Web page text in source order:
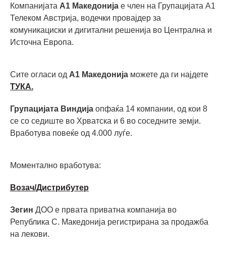
Компанијата А1 Македонија е член на Групацијата А1
Телеком Австрија, водечки провајдер за
комуникациски и дигитални решенија во Централна и
Источна Европа.
Сите огласи од А1 Македонија можете да ги најдете
ТУКА.
Групацијата Виндија опфаќа 14 компании, од кои 8
се со седиште во Хрватска и 6 во соседните земји.
Вработува повеќе од 4.000 луѓе.
Моментално вработува:
Возач/Дистрибутер
Зегин ДОО е првата приватна компанија во
Република С. Македонија регистрирана за продажба
на лекови.